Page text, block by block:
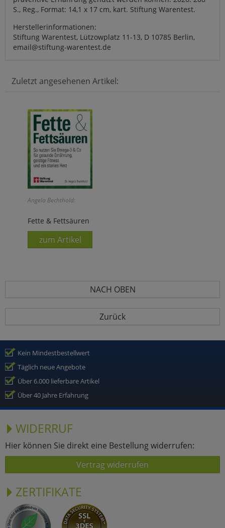
S., Reg., Format: 14,1 x 17 cm, kart. Stiftung Warentest.
Herstellerinformationen:
Stiftung Warentest, Lützowplatz 11-13, D 10785 Berlin,
email@stiftung-warentest.de
Zuletzt angesehenen Artikel:
Angela Bechthold:
Fette & Fettsäuren
zum Artikel
NACH OBEN
Zurück
Kein Mindestbestellwert
Täglich neue Angebote
Über 6.000 lieferbare Artikel
Über 40 Jahre Erfahrung
WIDERRUF
Hier können Sie direkt eine Bestellung widerrufen:
Vertrag widerrufen
ZERTIFIKATE